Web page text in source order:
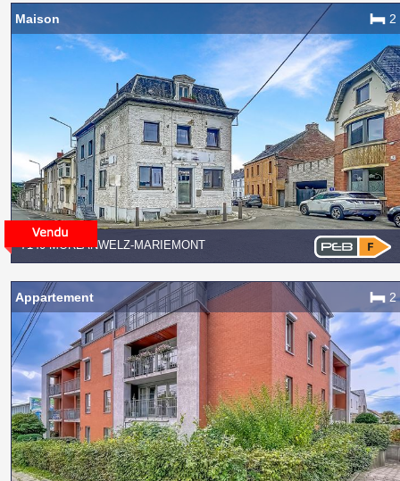
7140 MORLANWELZ-MARIEMONT
Maison 2
Appartement 2